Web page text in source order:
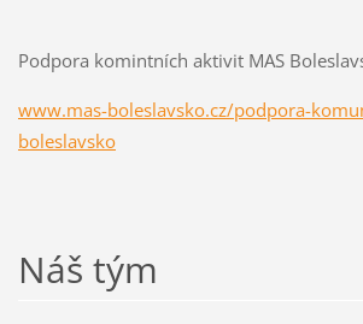
Podpora komintních aktivit MAS
www.mas-boleslavsko.cz/podpora-
boleslavsko
Náš tým